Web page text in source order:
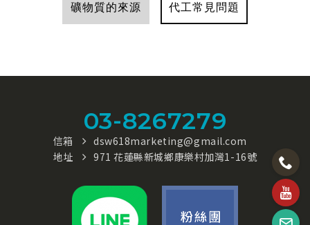
礦物質的來源 代工常見問題
03-8267279
信箱
dsw618marketing@gmail.com
地址
971 花蓮縣新城鄉康樂村加灣1-16號